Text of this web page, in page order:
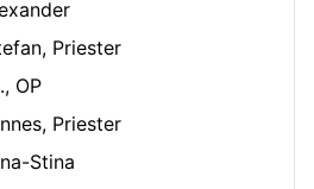
Priester
OP
Priester
Stina